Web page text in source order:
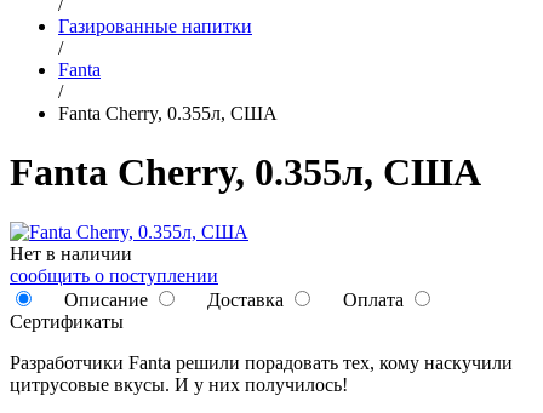
/
Газированные напитки
/
Fanta
/
Fanta Cherry, 0.355л, США
Fanta Cherry, 0.355л, США
Нет в наличии
сообщить о поступлении
Описание
Доставка
Оплата
Сертификаты
Разработчики Fanta решили порадовать тех, кому наскучили
цитрусовые вкусы. И у них получилось!